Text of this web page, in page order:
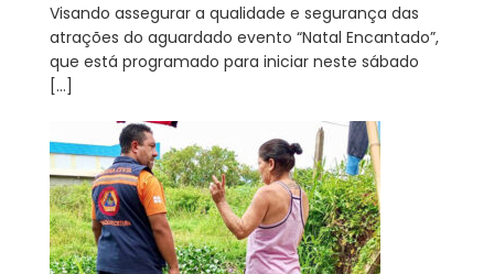
Visando assegurar a qualidade e segurança das
atrações do aguardado evento “Natal Encantado”,
que está programado para iniciar neste sábado
[…]